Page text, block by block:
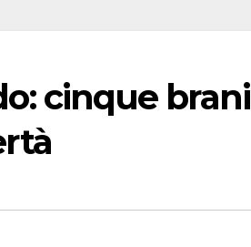
cinque brani